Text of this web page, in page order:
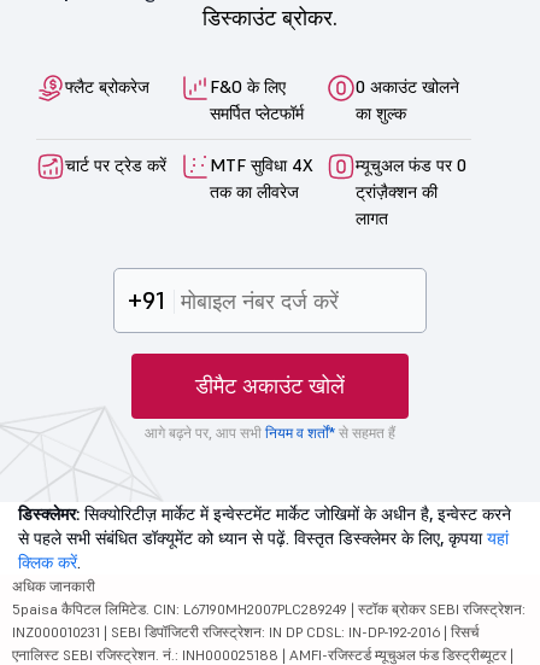
डिस्काउंट ब्रोकर.
फ्लैट ब्रोकरेज
F&O के लिए
समर्पित प्लेटफॉर्म
0 अकाउंट खोलने
का शुल्क
चार्ट पर ट्रेड करें
MTF सुविधा 4X
तक का लीवरेज
म्यूचुअल फंड पर 0
ट्रांज़ैक्शन की
लागत
+91
डीमैट अकाउंट खोलें
आगे बढ़ने पर, आप सभी नियम व शर्तों* से सहमत हैं
डिस्क्लेमर: सिक्योरिटीज़ मार्केट में इन्वेस्टमेंट मार्केट जोखिमों के अधीन है, इन्वेस्ट करने
से पहले सभी संबंधित डॉक्यूमेंट को ध्यान से पढ़ें. विस्तृत डिस्क्लेमर के लिए, कृपयायहां
क्लिक करें.
अधिक जानकारी
5paisa कैपिटल लिमिटेड. CIN: L67190MH2007PLC289249 | स्टॉक ब्रोकर SEBI रजिस्ट्रेशन:
INZ000010231 | SEBI डिपॉजिटरी रजिस्ट्रेशन: IN DP CDSL: IN-DP-192-2016 | रिसर्च
एनालिस्ट SEBI रजिस्ट्रेशन. नं.: INH000025188 | AMFI-रजिस्टर्ड म्यूचुअल फंड डिस्ट्रीब्यूटर |